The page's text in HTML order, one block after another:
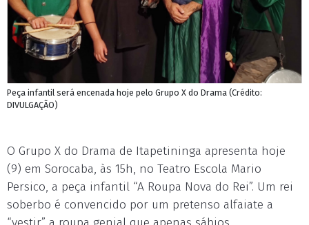
Peça infantil será encenada hoje pelo Grupo X do Drama (Crédito:
DIVULGAÇÃO)
O Grupo X do Drama de Itapetininga apresenta hoje
(9) em Sorocaba, às 15h, no Teatro Escola Mario
Persico, a peça infantil “A Roupa Nova do Rei”. Um rei
soberbo é convencido por um pretenso alfaiate a